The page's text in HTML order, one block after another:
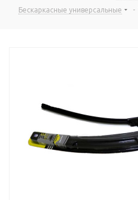
Бескаркасные универсальные
-